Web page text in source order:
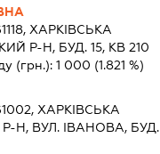
ХАРКIВСЬКА
Р-Н, БУД. 15, КВ 210
(грн.): 1 000 (1.821 %)
ХАРКIВСЬКА
Н, ВУЛ. ІВАНОВА, БУД.